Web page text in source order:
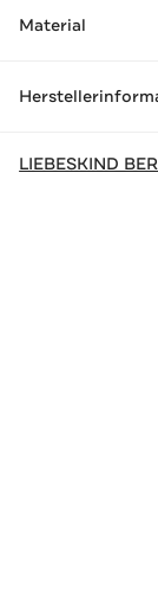
Material
LIEBESKIND